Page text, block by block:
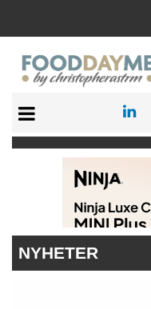
RESTAURANG
NYHETER